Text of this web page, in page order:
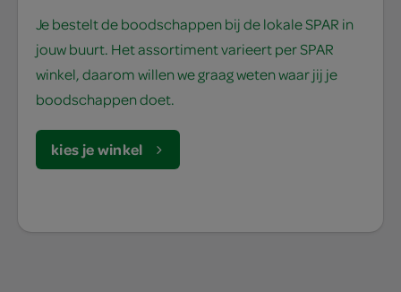
Je bestelt de boodschappen bij de lokale SPAR in
jouw buurt. Het assortiment varieert per SPAR
winkel, daarom willen we graag weten waar jij je
boodschappen doet.
kies je winkel